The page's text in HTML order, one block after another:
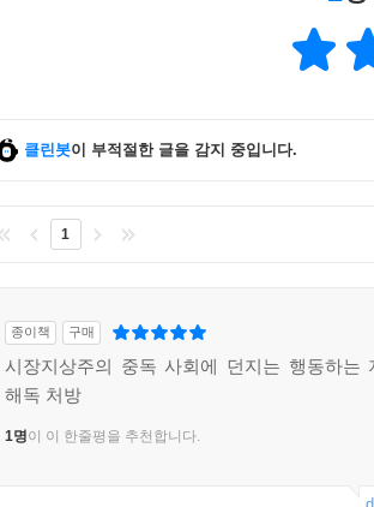
‘라 비아 캄페시나’와 같이 보다 따뜻한
을 기초로 한 지속 가능한 영농을 지원한
게 민주적 의사결정 방식을 발견했는지 배
지 결정할 때 정부와 기업이 아니라 시민이
, 식량, 생태 위기가 겹친 지금이 변화의 호기
은 현재의 경제 위기는 세계적으로 미치지
들에게 물려줄 수 있는 마지막 기회라는 경고
클린봇이 부적절한 글을 감지 중입니다.
1
종이책 구매
시장지상주의 중독 사회에 던지는 행동하는
해독 처방
1명이 이 한줄평을 추천합니다.